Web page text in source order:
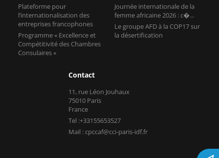
Plateforme pour
l’internationalisation des
entreprises francophones
Programme « Excellence et
Compétitivité des Chambres
Consulaires »
Journée internationale de la
femme africaine 2026 : c�...
Le groupe AFD à la COP17 sur
la désertification
Contact
11, rue Léon Jouhaux
75010 Paris
France
Tel :+33155653527
Mail : cpccaf@cci-paris-idf.fr